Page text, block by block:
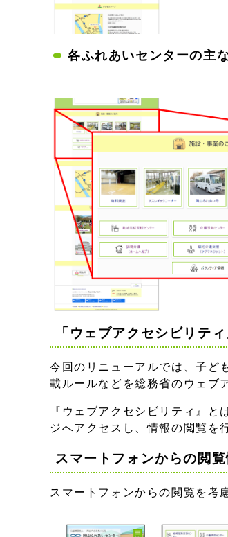
各ふれあいセンターの主
「ウェブアクセシビリテ
今回のリニューアルでは、子ど
載ルールなどを総務省のウェブ
『ウェブアクセシビリティ』
ジへアクセスし、情報の閲覧を
スマートフォンからの閲
スマートフォンからの閲覧を考